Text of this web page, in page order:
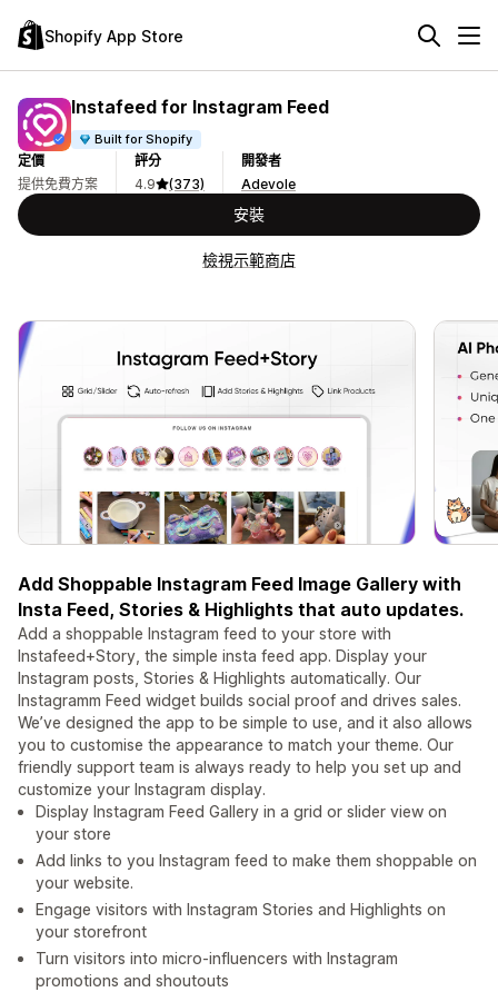
Shopify App Store
Instafeed for Instagram Feed
Built for Shopify
定價
提供免費方案
評分
4.9
(373)
開發者
Adevole
安裝
檢視示範商店
Add Shoppable Instagram Feed Image Gallery with
Insta Feed, Stories & Highlights that auto updates.
Add a shoppable Instagram feed to your store with
Instafeed+Story, the simple insta feed app. Display your
Instagram posts, Stories & Highlights automatically. Our
Instagramm Feed widget builds social proof and drives sales.
We’ve designed the app to be simple to use, and it also allows
you to customise the appearance to match your theme. Our
friendly support team is always ready to help you set up and
customize your Instagram display.
Display Instagram Feed Gallery in a grid or slider view on
your store
Add links to you Instagram feed to make them shoppable on
your website.
Engage visitors with Instagram Stories and Highlights on
your storefront
Turn visitors into micro-influencers with Instagram
promotions and shoutouts